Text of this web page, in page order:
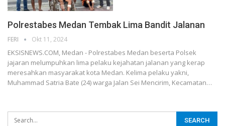
Polrestabes Medan Tembak Lima Bandit Jalanan
FERI Okt 11, 2024
EKSISNEWS.COM, Medan - Polrestabes Medan beserta Polsek
jajaran melumpuhkan lima pelaku kejahatan jalanan yang kerap
meresahkan masyarakat kota Medan. Kelima pelaku yakni,
Muhammad Satria Bate (24) warga Jalan Sei Mencirim, Kecamatan…